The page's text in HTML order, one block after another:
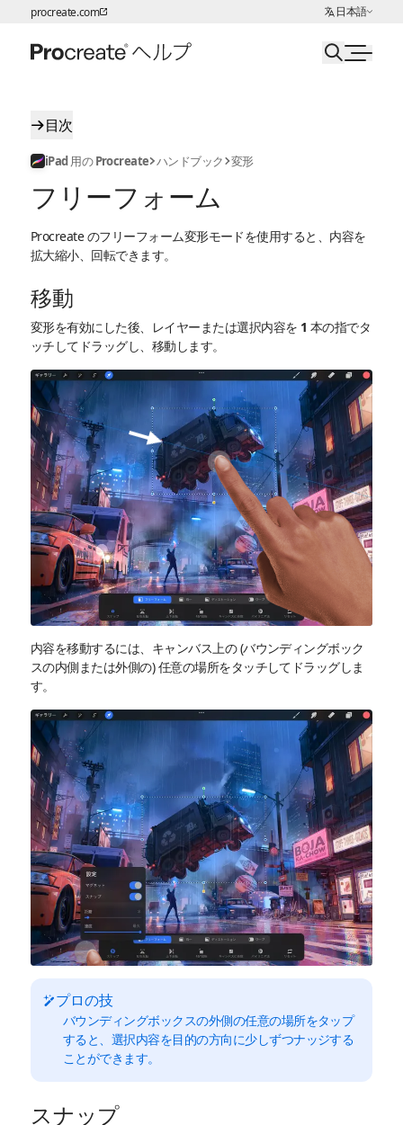
ページコンテンツへスキップ
procreate.com 日本語
言語の選択:
目次
iPad 用の Procreate ハンドブック 変形
フリーフォーム
Procreate のフリーフォーム変形モードを使用すると、内容を
拡大縮小、回転できます。
移動
変形を有効にした後、レイヤーまたは選択内容を 1 本の指でタ
ッチしてドラッグし、移動します。
内容を移動するには、キャンバス上の (バウンディングボック
スの内側または外側の) 任意の場所をタッチしてドラッグしま
す。
プロの技
バウンディングボックスの外側の任意の場所をタップ
すると、選択内容を目的の方向に少しずつナッジする
ことができます。
スナップ